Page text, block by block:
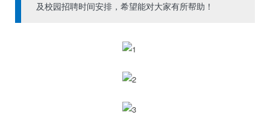
及校园招聘时间安排，希望能对大家有所帮助！